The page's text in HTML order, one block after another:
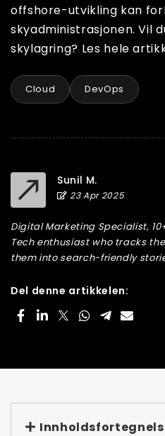
offshore-utvikling kan
skyadministrasjonen. Vil
skylagring? Les hele
Cloud DevOps
Sunil M.
23 Apr 2025
Digital Marketing Specialist,
Tech enthusiast who tracks
them into search-friendly
Del denne artikkelen: